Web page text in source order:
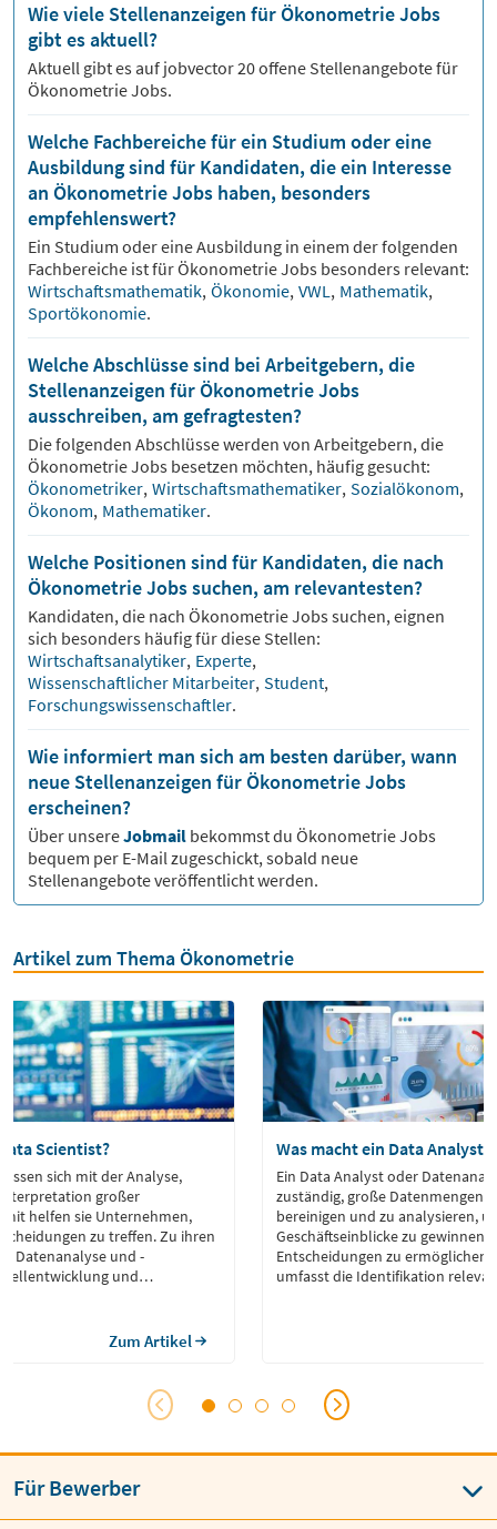
Wie viele Stellenanzeigen für Ökonometrie Jobs
gibt es aktuell?
Aktuell gibt es auf jobvector20offene Stellenangebote für
Ökonometrie Jobs.
Welche Fachbereiche für ein Studium oder eine
Ausbildung sind für Kandidaten, die ein Interesse
an Ökonometrie Jobs haben, besonders
empfehlenswert?
Ein Studium oder eine Ausbildung in einem der folgenden
Fachbereiche ist fürÖkonometrieJobs besonders relevant:
Wirtschaftsmathematik, Ökonomie, VWL, Mathematik,
Sportökonomie.
Welche Abschlüsse sind bei Arbeitgebern, die
Stellenanzeigen für Ökonometrie Jobs
ausschreiben, am gefragtesten?
Die folgenden Abschlüsse werden von Arbeitgebern, die
ÖkonometrieJobs besetzen möchten, häufig gesucht:
Ökonometriker, Wirtschaftsmathematiker, Sozialökonom,
Ökonom, Mathematiker.
Welche Positionen sind für Kandidaten, die nach
Ökonometrie Jobs suchen, am relevantesten?
Kandidaten, die nach ÖkonometrieJobs suchen, eignen
sich besonders häufig für diese Stellen:
Wirtschaftsanalytiker, Experte,
Wissenschaftlicher Mitarbeiter, Student,
Forschungswissenschaftler.
Wie informiert man sich am besten darüber, wann
neue Stellenanzeigen für Ökonometrie Jobs
erscheinen?
Über unsereJobmail bekommst du ÖkonometrieJobs
bequem per E-Mail zugeschickt, sobald neue
Stellenangebote veröffentlicht werden.
Artikel zum Thema Ökonometrie
Scientist?
sich mit der Analyse,
großer
helfen sie Unternehmen,
zu treffen. Zu ihren
Datenanalyse und -
und
Zum Artikel
Was macht ein Data Analyst?
Ein Data Analyst oder
zuständig, große Datenmengen
bereinigen und zu analysieren,
Geschäftseinblicke zu gewinnen
Entscheidungen zu ermöglichen.
umfasst die Identifikation
Für Bewerber